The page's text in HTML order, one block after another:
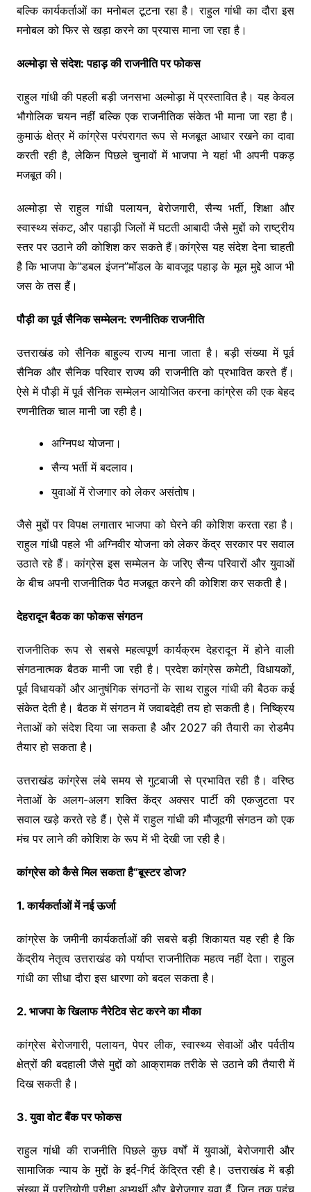
बल्कि कार्यकर्ताओं का मनोबल टूटना रहा है। राहुल गांधी का दौरा इस
मनोबल को फिर से खड़ा करने का प्रयास माना जा रहा है।
अल्मोड़ा से संदेश: पहाड़ की राजनीति पर फोकस
राहुल गांधी की पहली बड़ी जनसभा अल्मोड़ा में प्रस्तावित है। यह केवल
भौगोलिक चयन नहीं बल्कि एक राजनीतिक संकेत भी माना जा रहा है।
कुमाऊं क्षेत्र में कांग्रेस परंपरागत रूप से मजबूत आधार रखने का दावा
करती रही है, लेकिन पिछले चुनावों में भाजपा ने यहां भी अपनी पकड़
मजबूत की।
अल्मोड़ा से राहुल गांधी पलायन, बेरोजगारी, सैन्य भर्ती, शिक्षा और
स्वास्थ्य संकट, और पहाड़ी जिलों में घटती आबादी जैसे मुद्दों को राष्ट्रीय
स्तर पर उठाने की कोशिश कर सकते हैं।कांग्रेस यह संदेश देना चाहती
है कि भाजपा के“डबल इंजन”मॉडल के बावजूद पहाड़ के मूल मुद्दे आज भी
जस के तस हैं।
पौड़ी का पूर्व सैनिक सम्मेलन: रणनीतिक राजनीति
उत्तराखंड को सैनिक बाहुल्य राज्य माना जाता है। बड़ी संख्या में पूर्व
सैनिक और सैनिक परिवार राज्य की राजनीति को प्रभावित करते हैं।
ऐसे में पौड़ी में पूर्व सैनिक सम्मेलन आयोजित करना कांग्रेस की एक बेहद
रणनीतिक चाल मानी जा रही है।
अग्निपथ योजना।
सैन्य भर्ती में बदलाव।
युवाओं में रोजगार को लेकर असंतोष।
जैसे मुद्दों पर विपक्ष लगातार भाजपा को घेरने की कोशिश करता रहा है।
राहुल गांधी पहले भी अग्निवीर योजना को लेकर केंद्र सरकार पर सवाल
उठाते रहे हैं। कांग्रेस इस सम्मेलन के जरिए सैन्य परिवारों और युवाओं
के बीच अपनी राजनीतिक पैठ मजबूत करने की कोशिश कर सकती है।
देहरादून बैठक का फोकस संगठन
राजनीतिक रूप से सबसे महत्वपूर्ण कार्यक्रम देहरादून में होने वाली
संगठनात्मक बैठक मानी जा रही है। प्रदेश कांग्रेस कमेटी, विधायकों,
पूर्व विधायकों और आनुषंगिक संगठनों के साथ राहुल गांधी की बैठक कई
संकेत देती है। बैठक में संगठन में जवाबदेही तय हो सकती है। निष्क्रिय
नेताओं को संदेश दिया जा सकता है और 2027 की तैयारी का रोडमैप
तैयार हो सकता है।
उत्तराखंड कांग्रेस लंबे समय से गुटबाजी से प्रभावित रही है। वरिष्ठ
नेताओं के अलग-अलग शक्ति केंद्र अक्सर पार्टी की एकजुटता पर
सवाल खड़े करते रहे हैं। ऐसे में राहुल गांधी की मौजूदगी संगठन को एक
मंच पर लाने की कोशिश के रूप में भी देखी जा रही है।
कांग्रेस को कैसे मिल सकता है“बूस्टर डोज?
1. कार्यकर्ताओं में नई ऊर्जा
कांग्रेस के जमीनी कार्यकर्ताओं की सबसे बड़ी शिकायत यह रही है कि
केंद्रीय नेतृत्व उत्तराखंड को पर्याप्त राजनीतिक महत्व नहीं देता। राहुल
गांधी का सीधा दौरा इस धारणा को बदल सकता है।
2. भाजपा के खिलाफ नैरेटिव सेट करने का मौका
कांग्रेस बेरोजगारी, पलायन, पेपर लीक, स्वास्थ्य सेवाओं और पर्वतीय
क्षेत्रों की बदहाली जैसे मुद्दों को आक्रामक तरीके से उठाने की तैयारी में
दिख सकती है।
3. युवा वोट बैंक पर फोकस
राहुल गांधी की राजनीति पिछले कुछ वर्षों में युवाओं, बेरोजगारी और
सामाजिक न्याय के मुद्दों के इर्द-गिर्द केंद्रित रही है। उत्तराखंड में बड़ी
संख्या में प्रतियोगी परीक्षा अभ्यर्थी और बेरोजगार युवा हैं, जिन तक पहुंच